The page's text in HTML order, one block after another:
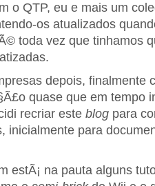
o QTP, eu e mais um
os atualizados
toda vez que tinhamos
depois, finalmente
quase que em tempo
recriar este blog para
inicialmente para
estÃ¡ na pauta alguns